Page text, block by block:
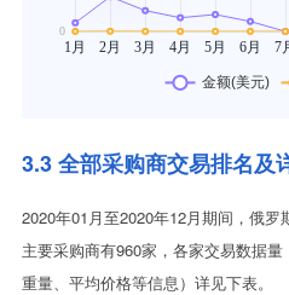
3.3 全部采购商交易排名及
2020年01月至2020年12月期间，俄
主要采购商有960家，各家交易数据
重量、平均价格等信息）详见下表。